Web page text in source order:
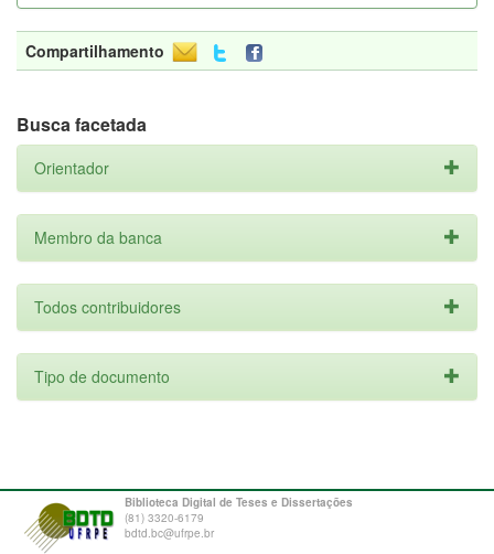
Compartilhamento
Busca facetada
Orientador
Membro da banca
Todos contribuidores
Tipo de documento
Biblioteca Digital de Teses e Dissertações
(81) 3320-6179
bdtd.bc@ufrpe.br